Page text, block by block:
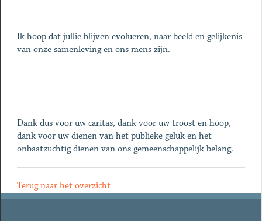
Ik hoop dat jullie blijven evolueren, naar beeld en gelijkenis
van onze samenleving en ons mens zijn.
Dank dus voor uw caritas, dank voor uw troost en hoop,
dank voor uw dienen van het publieke geluk en het
onbaatzuchtig dienen van ons gemeenschappelijk belang.
Terug naar het overzicht